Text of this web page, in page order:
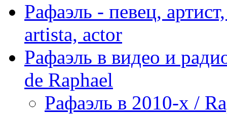
Рафаэль - певец,
artista, actor
Рафаэль в видео и
de Raphael
Рафаэль в 2010-х /